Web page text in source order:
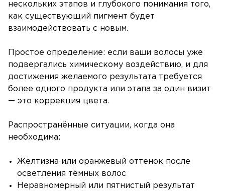
нескольких этапов и глубокого понимания того,
как существующий пигмент будет
взаимодействовать с новым.
Простое определение: если ваши волосы уже
подвергались химическому воздействию, и для
достижения желаемого результата требуется
более одного продукта или этапа за один визит
— это коррекция цвета.
Распространённые ситуации, когда она
необходима:
Желтизна или оранжевый оттенок после
осветления тёмных волос
Неравномерный или пятнистый результат